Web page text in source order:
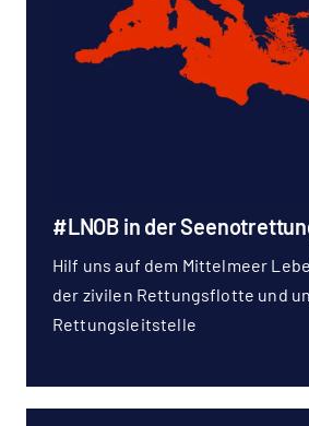
#LNOB in der
Hilf uns auf dem Mittelmeer
der zivilen Rettungsflotte und
Rettungsleitstelle